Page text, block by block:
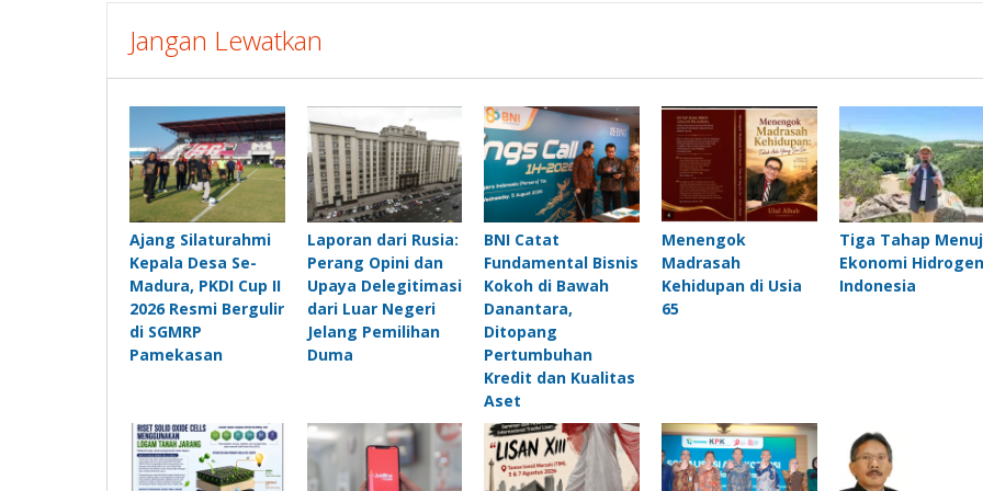
Jangan Lewatkan
Ajang Silaturahmi
Kepala Desa Se-
Madura, PKDI Cup II
2026 Resmi Bergulir
di SGMRP
Pamekasan
Laporan dari Rusia:
Perang Opini dan
Upaya Delegitimasi
dari Luar Negeri
Jelang Pemilihan
Duma
BNI Catat
Fundamental Bisnis
Kokoh di Bawah
Danantara,
Ditopang
Pertumbuhan
Kredit dan Kualitas
Aset
Menengok
Madrasah
Kehidupan di Usia
65
Tiga Tahap
Ekonomi Hidrogen
Indonesia